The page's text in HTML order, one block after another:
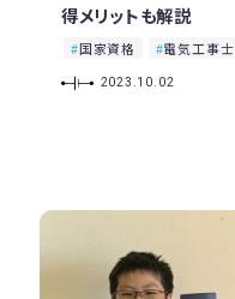
得メリットも解説
国家資格 電気工事士
2023.10.02